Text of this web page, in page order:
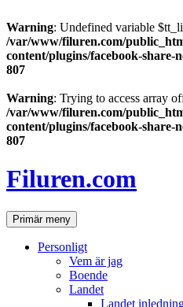
Warning: Undefined variable
/var/www/filuren.com/
content/plugins/facebook-share-
807
Warning: Trying to access array
/var/www/filuren.com/
content/plugins/facebook-share-
807
till
innehåll
Filuren.com
SökPrimär meny
Personligt
Vem är jag
Boende
Landet
Landet